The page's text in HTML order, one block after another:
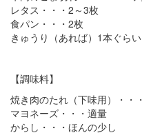
レタス・・・2～3枚
食パン・・・2枚
きゅうり（あれば）1本ぐらい
【調味料】
焼き肉のたれ（下味用）・・
マヨネーズ・・・適量
からし・・・ほんの少し